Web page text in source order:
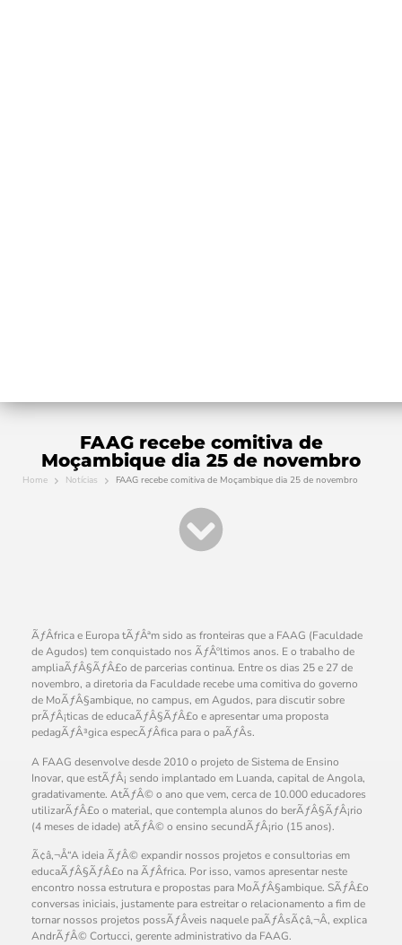
FAAG recebe comitiva de
Moçambique dia 25 de novembro
Home Notícias FAAG recebe comitiva de Moçambique dia 25 de novembro
ÃƒÂfrica e Europa tÃƒÂªm sido as fronteiras que a FAAG (Faculdade
de Agudos) tem conquistado nos ÃƒÂºltimos anos. E o trabalho de
ampliaÃƒÂ§ÃƒÂ£o de parcerias continua. Entre os dias 25 e 27 de
novembro, a diretoria da Faculdade recebe uma comitiva do governo
de MoÃƒÂ§ambique, no campus, em Agudos, para discutir sobre
prÃƒÂ¡ticas de educaÃƒÂ§ÃƒÂ£o e apresentar uma proposta
pedagÃƒÂ³gica especÃƒÂ­fica para o paÃƒÂ­s.
A FAAG desenvolve desde 2010 o projeto de Sistema de Ensino
Inovar, que estÃƒÂ¡ sendo implantado em Luanda, capital de Angola,
gradativamente. AtÃƒÂ© o ano que vem, cerca de 10.000 educadores
utilizarÃƒÂ£o o material, que contempla alunos do berÃƒÂ§ÃƒÂ¡rio
(4 meses de idade) atÃƒÂ© o ensino secundÃƒÂ¡rio (15 anos).
Ã¢â‚¬Å“A ideia ÃƒÂ© expandir nossos projetos e consultorias em
educaÃƒÂ§ÃƒÂ£o na ÃƒÂfrica. Por isso, vamos apresentar neste
encontro nossa estrutura e propostas para MoÃƒÂ§ambique. SÃƒÂ£o
conversas iniciais, justamente para estreitar o relacionamento a fim de
tornar nossos projetos possÃƒÂ­veis naquele paÃƒÂ­sÃ¢â‚¬Â, explica
AndrÃƒÂ© Cortucci, gerente administrativo da FAAG.